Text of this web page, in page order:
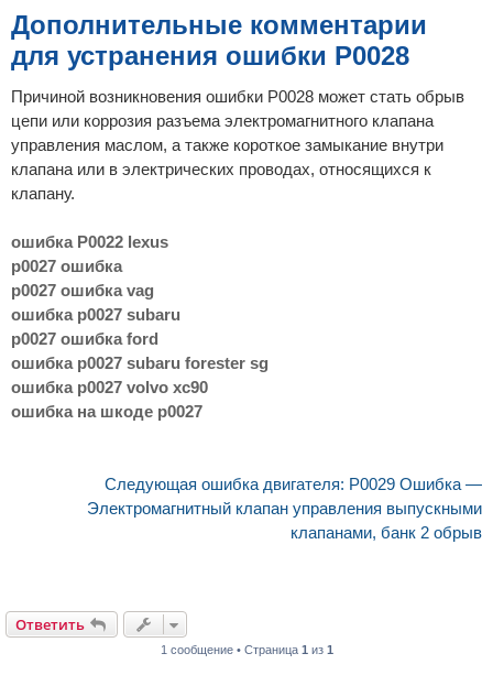
Дополнительные комментарии
для устранения ошибки P0028
Причиной возникновения ошибки P0028 может стать обрыв
цепи или коррозия разъема электромагнитного клапана
управления маслом, а также короткое замыкание внутри
клапана или в электрических проводах, относящихся к
клапану.
ошибка P0022 lexus
p0027 ошибка
p0027 ошибка vag
ошибка p0027 subaru
p0027 ошибка ford
ошибка p0027 subaru forester sg
ошибка p0027 volvo xc90
ошибка на шкоде p0027
Следующая ошибка двигателя: P0029 Ошибка —
Электромагнитный клапан управления выпускными
клапанами, банк 2 обрыв
Ответить
1 сообщение • Страница 1 из 1